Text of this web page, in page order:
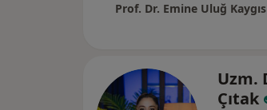
Prof. Dr. Emine Uluğ
Uzm.
Çıtak